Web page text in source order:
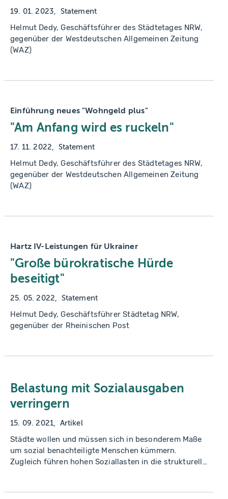
19. 01. 2023 Statement
Helmut Dedy, Geschäftsführer des Städtetages NRW,
gegenüber der Westdeutschen Allgemeinen Zeitung
(WAZ)
Einführung neues "Wohngeld plus"
"Am Anfang wird es ruckeln"
17. 11. 2022 Statement
Helmut Dedy, Geschäftsführer des Städtetages NRW,
gegenüber der Westdeutschen Allgemeinen Zeitung
(WAZ)
Hartz IV-Leistungen für Ukrainer
"Große bürokratische Hürde
beseitigt"
25. 05. 2022 Statement
Helmut Dedy, Geschäftsführer Städtetag NRW,
gegenüber der Rheinischen Post
Belastung mit Sozialausgaben
verringern
15. 09. 2021 Artikel
Städte wollen und müssen sich in besonderem Maße
um sozial benachteiligte Menschen kümmern.
Zugleich führen hohen Soziallasten in die strukturelle
werden die Möglichkeiten insbesondere von